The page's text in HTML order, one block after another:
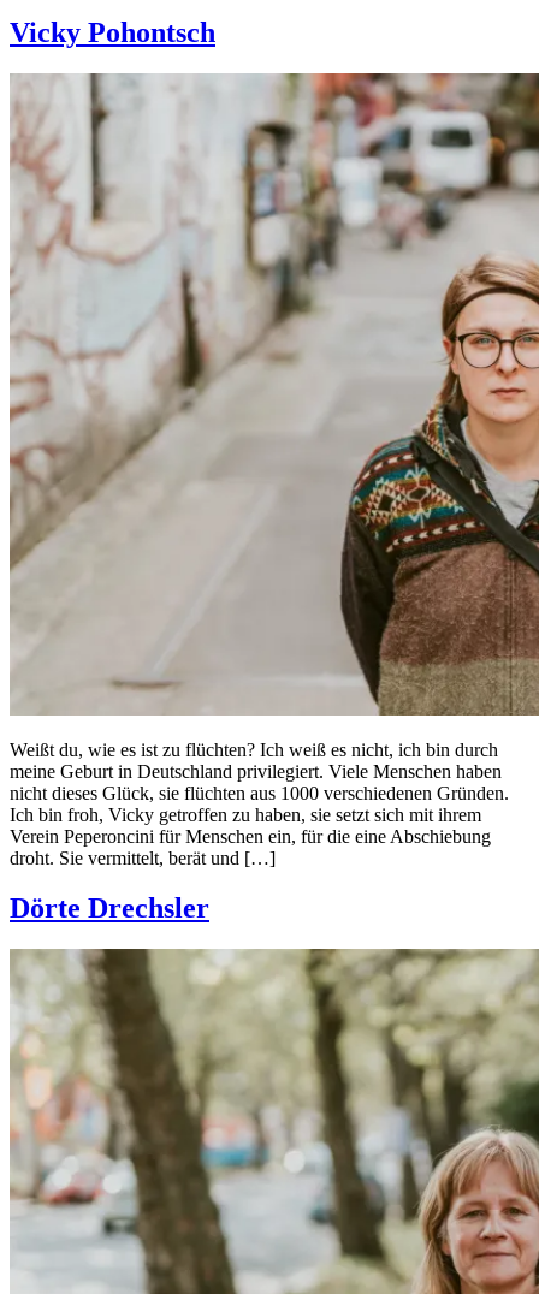
Vicky Pohontsch
Weißt du, wie es ist zu flüchten? Ich weiß es nicht, ich bin durch
meine Geburt in Deutschland privilegiert. Viele Menschen haben
nicht dieses Glück, sie flüchten aus 1000 verschiedenen Gründen.
Ich bin froh, Vicky getroffen zu haben, sie setzt sich mit ihrem
Verein Peperoncini für Menschen ein, für die eine Abschiebung
droht. Sie vermittelt, berät und […]
Dörte Drechsler